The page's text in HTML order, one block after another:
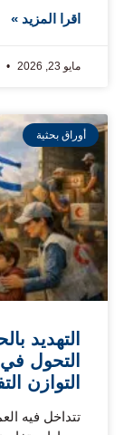
اقرا المزيد »
مايو 23, 2026
أوراق بحثية
التهديد
التحول في
التوازن
تتداخل فيه